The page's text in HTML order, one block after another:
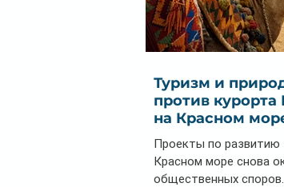
Туризм и
против курорта
на Красном
Проекты по развитию
Красном море снова
общественных